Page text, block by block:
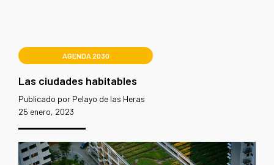
AGENDA 2030
Las ciudades habitables
Publicado por Pelayo de las Heras
25 enero, 2023